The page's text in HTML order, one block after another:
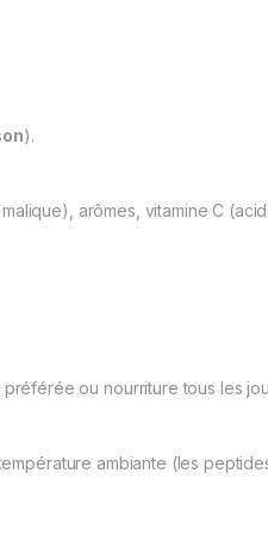
).
arômes, vitamine C
ou nourriture tous les
ambiante (les